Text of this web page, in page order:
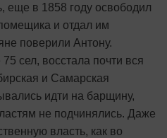
еще в 1858 году освободил
и отдал им
поверили Антону.
сел, восстала почти вся
и Самарская
идти на барщину,
не подчинялись. Даже
власть, как во